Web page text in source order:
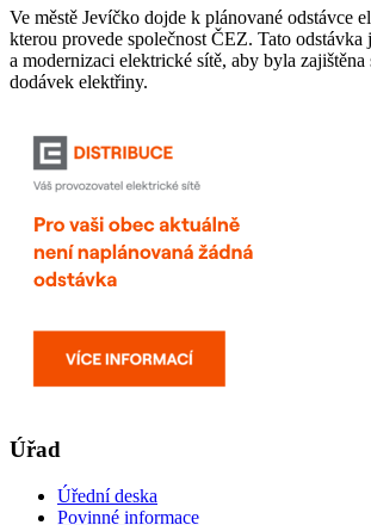
Ve městě Jevíčko dojde k plánované odstávce
kterou provede společnost ČEZ. Tato odstávka
a modernizaci elektrické sítě, aby byla
dodávek elektřiny.
Úřad
Úřední deska
Povinné informace